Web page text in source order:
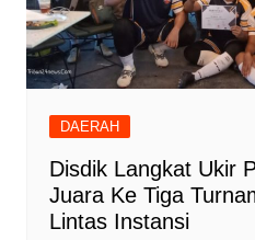
DAERAH
Disdik Langkat Ukir
Juara Ke Tiga
Lintas Instansi